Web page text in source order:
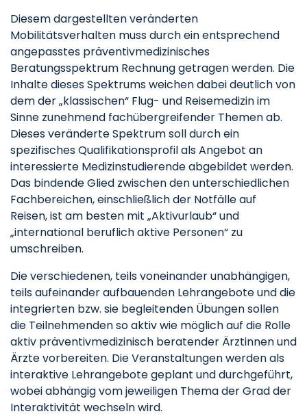
Diesem dargestellten veränderten
Mobilitätsverhalten muss durch ein entsprechend
angepasstes präventivmedizinisches
Beratungsspektrum Rechnung getragen werden. Die
Inhalte dieses Spektrums weichen dabei deutlich von
dem der „klassischen“ Flug- und Reisemedizin im
Sinne zunehmend fachübergreifender Themen ab.
Dieses veränderte Spektrum soll durch ein
spezifisches Qualifikationsprofil als Angebot an
interessierte Medizinstudierende abgebildet werden.
Das bindende Glied zwischen den unterschiedlichen
Fachbereichen, einschließlich der Notfälle auf
Reisen, ist am besten mit „Aktivurlaub“ und
„international beruflich aktive Personen“ zu
umschreiben.
Die verschiedenen, teils voneinander unabhängigen,
teils aufeinander aufbauenden Lehrangebote und die
integrierten bzw. sie begleitenden Übungen sollen
die Teilnehmenden so aktiv wie möglich auf die Rolle
aktiv präventivmedizinisch beratender Ärztinnen und
Ärzte vorbereiten. Die Veranstaltungen werden als
interaktive Lehrangebote geplant und durchgeführt,
wobei abhängig vom jeweiligen Thema der Grad der
Interaktivität wechseln wird.